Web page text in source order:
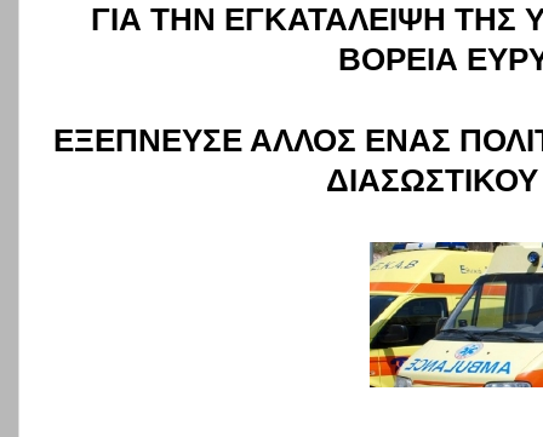
ΓΙΑ ΤΗΝ ΕΓΚΑΤΑΛΕΙΨΗ ΤΗΣ
ΒΟΡΕΙΑ
ΕΞΕΠΝΕΥΣΕ ΑΛΛΟΣ ΕΝΑΣ